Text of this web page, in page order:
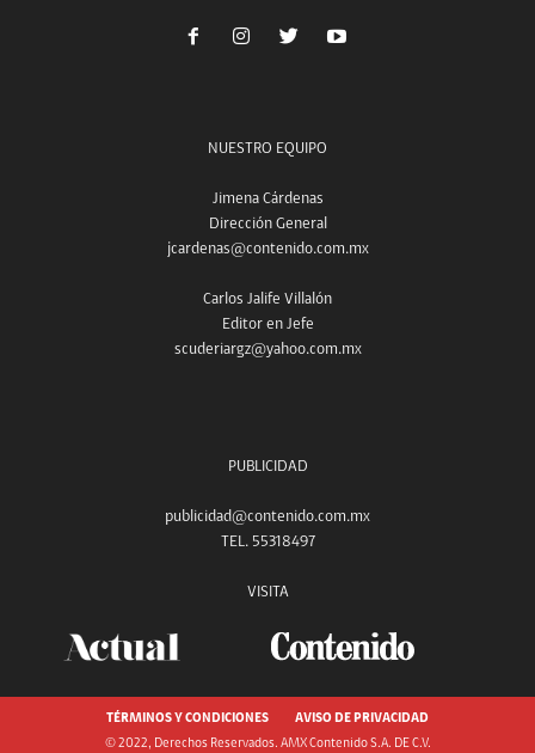
NUESTRO EQUIPO
Jimena Cárdenas
Dirección General
jcardenas@contenido.com.mx
Carlos Jalife Villalón
Editor en Jefe
scuderiargz@yahoo.com.mx
PUBLICIDAD
publicidad@contenido.com.mx
TEL. 55318497
VISITA
TÉRMINOS Y CONDICIONES
AVISO DE PRIVACIDAD
© 2022, Derechos Reservados. AMX Contenido S.A. DE C.V.